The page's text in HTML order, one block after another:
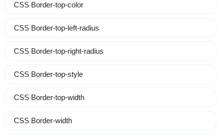
CSS Border-top-color
CSS Border-top-left-radius
CSS Border-top-right-radius
CSS Border-top-style
CSS Border-top-width
CSS Border-width